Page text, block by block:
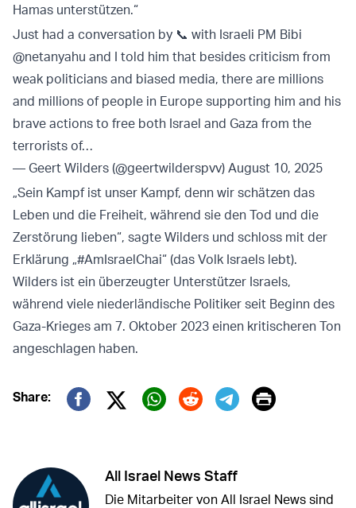
Hamas unterstützen.“
Just had a conversation by 📞 with Israeli PM Bibi
@netanyahu and I told him that besides criticism from
weak politicians and biased media, there are millions
and millions of people in Europe supporting him and his
brave actions to free both Israel and Gaza from the
terrorists of…
— Geert Wilders (@geertwilderspvv) August 10, 2025
„Sein Kampf ist unser Kampf, denn wir schätzen das
Leben und die Freiheit, während sie den Tod und die
Zerstörung lieben“, sagte Wilders und schloss mit der
Erklärung „#AmIsraelChai“ (das Volk Israels lebt).
Wilders ist ein überzeugter Unterstützer Israels,
während viele niederländische Politiker seit Beginn des
Gaza-Krieges am 7. Oktober 2023 einen kritischeren Ton
angeschlagen haben.
Share:
Twitter (X)
Print
All Israel News Staff
Die Mitarbeiter von All Israel News sind